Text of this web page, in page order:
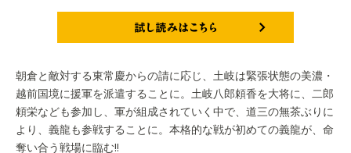
朝倉と敵対する東常慶からの請に応じ、土岐は緊張状態の美濃・
越前国境に援軍を派遣することに。土岐八郎頼香を大将に、二郎
頼栄なども参加し、軍が組成されていく中で、道三の無茶ぶりに
より、義龍も参戦することに。本格的な戦が初めての義龍が、命
奪い合う戦場に臨む!!